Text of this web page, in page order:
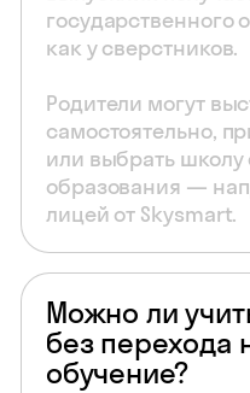
государственного
как у сверстников.
Родители могут
самостоятельно,
или выбрать
образования —
лицей от Skysmart.
Можно ли
без перехода
обучение?